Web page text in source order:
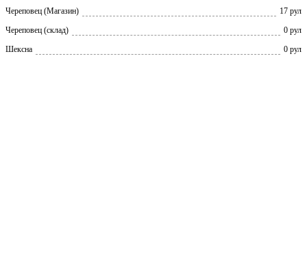
Череповец (Магазин)
17 рул
Череповец (склад)
0 рул
Шексна
0 рул